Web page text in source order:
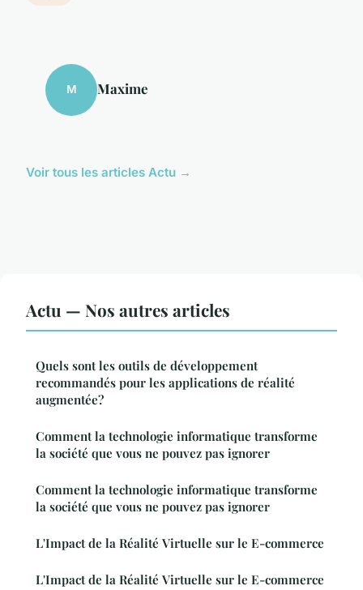
M Maxime
Voir tous les articles Actu →
Actu — Nos autres articles
Quels sont les outils de développement
recommandés pour les applications de réalité
augmentée?
Comment la technologie informatique transforme
la société que vous ne pouvez pas ignorer
Comment la technologie informatique transforme
la société que vous ne pouvez pas ignorer
L'Impact de la Réalité Virtuelle sur le E-commerce
L'Impact de la Réalité Virtuelle sur le E-commerce